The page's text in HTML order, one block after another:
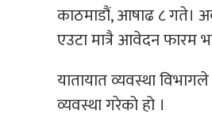
काठमाडौं, आषाढ ८ गते।
एउटा मात्रै आवेदन फारम
यातायात व्यवस्था
व्यवस्था गरेको हो ।